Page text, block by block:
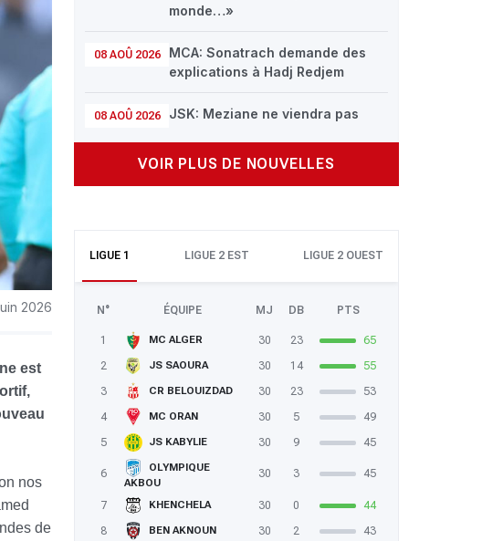
monde…»
08 AOÛ 2026
MCA: Sonatrach demande des
explications à Hadj Redjem
08 AOÛ 2026 JSK: Meziane ne viendra pas
VOIR PLUS DE NOUVELLES
LIGUE 1 LIGUE 2 EST LIGUE 2 OUEST
N° ÉQUIPE MJ DB PTS
1 MC ALGER 30 23
65
2
JS SAOURA 30 14
55
3
CR BELOUIZDAD 30 23
53
4
MC ORAN 30 5
49
5
JS KABYLIE 30 9 45
6
OLYMPIQUE
AKBOU
30 3 45
7 KHENCHELA 30 0
44
8
BEN AKNOUN 30 2 43
2026
est
nos
de